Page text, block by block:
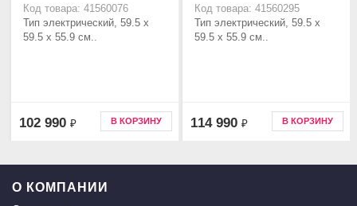
Код товара: 41560076
Тип электрический, 59.5 х
59.5 x 55.9 см..
102 990 ₽ В КОРЗИНУ
Код товара: 41560295
Тип электрический, 59.5 х
59.5 x 55.9 см..
114 990 ₽ В КОРЗИНУ
О КОМПАНИИ